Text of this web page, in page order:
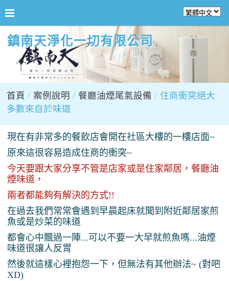
鎮南天淨化一切有限公司
首頁 案例說明 餐廳油煙尾氣設備 住商衝突絕大
多數來自於味道
現在有非常多的餐飲店會開在社區大樓的一樓店面~
原來這很容易造成住商的衝突~
今天要跟大家分享不管是店家或是住家鄰居，餐廳油
煙味道，
兩者都能夠有解決的方式!!
在過去我們常常會遇到早晨起床就聞到附近鄰居家煎
魚或是炒菜的味道
都會心中飄過一陣...可以不要一大早就煎魚嗎...油煙
味道很讓人反胃
然後就這樣心裡抱怨一下，但無法有其他辦法~ (對吧
XD)